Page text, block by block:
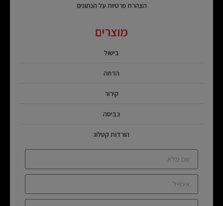
הצהרת פרטיות על הנתונים
מוצרים
בישול
הדחה
קירור
כביסה
הורדות קטלוג